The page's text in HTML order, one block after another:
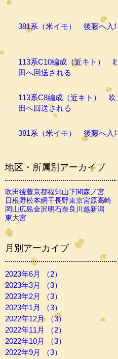
381系（米イモ） 後藤へ入場
113系C10編成（近キト） 吹
田へ回送される
113系C8編成（近キト） 吹
田へ回送される
381系（米イモ） 後藤へ入場
地区・所属別アーカイブ
吹田後藤京都福知山下関森ノ宮
日根野松本網干長野東京宮原高崎
岡山広島金沢明石奈良 川越新潟
東大宮
月別アーカイブ
2023年6月 （2）
2023年3月
（3）
2023年2月
（3）
2023年1月
（3）
2022年12月
（3）
2022年11月
（2）
2022年10月
（3）
2022年9月
（3）